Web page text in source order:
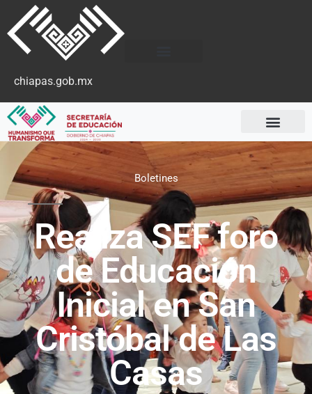
chiapas.gob.mx
Boletines
Realiza SEF foro
de Educación
Inicial en San
Cristóbal de Las
Casas